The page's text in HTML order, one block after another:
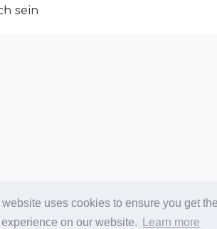
uses cookies to ensure you get
experience on our website.
Learn more
sein